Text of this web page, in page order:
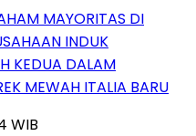
MAYORITAS DI
INDUK
KEDUA DALAM
MEWAH ITALIA BARU
WIB